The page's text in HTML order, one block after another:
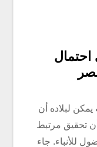
احتمال
لبلاده أن
تحقيق مرتبط
للأنباء. جاء